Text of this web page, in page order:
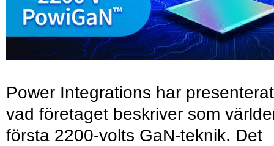
Power Integrations har presenterat
vad företaget beskriver som
första 2200-volts GaN-teknik. Det